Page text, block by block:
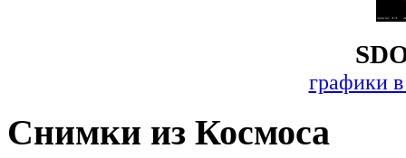
графики
Снимки из Космоса